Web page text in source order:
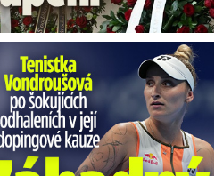
v kauze: Záhadný vzkaz!